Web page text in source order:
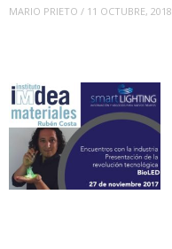
MARIO PRIETO / 11 OCTUBRE, 2018